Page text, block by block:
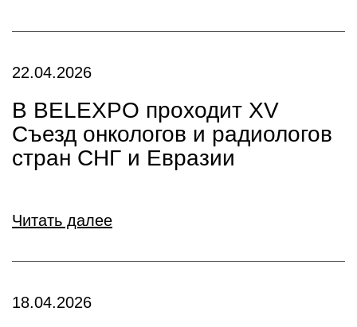
22.04.2026
В BELEXPO проходит XV
Съезд онкологов и радиологов
стран СНГ и Евразии
Читать далее
18.04.2026